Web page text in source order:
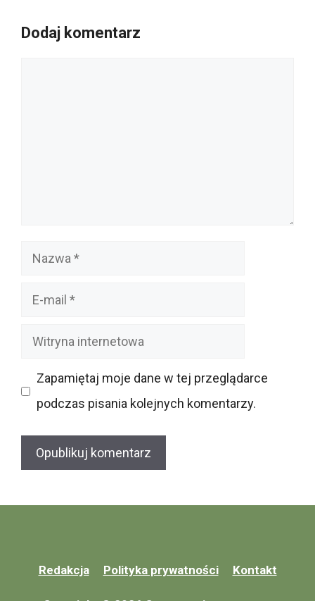
Dodaj komentarz
Nazwa
Witryna
Zapamiętaj moje dane w tej przeglądarce
podczas pisania kolejnych komentarzy.
Redakcja Polityka prywatności Kontakt